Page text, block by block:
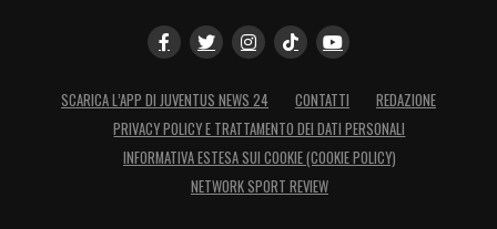
SCARICA L’APP DI JUVENTUS NEWS 24 CONTATTI
REDAZIONE
PRIVACY POLICY E TRATTAMENTO DEI DATI PERSONALI
INFORMATIVA ESTESA SUI COOKIE (COOKIE POLICY)
NETWORK SPORT REVIEW